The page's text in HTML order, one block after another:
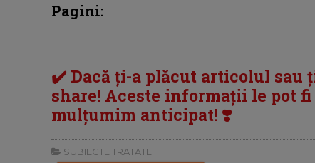
Pagini:
✔️ Dacă ți-a plăcut articolul sau
share! Aceste informații le pot
mulțumim anticipat! ❣️
SUBIECTE TRATATE: